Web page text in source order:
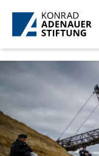
Skip to Main Content